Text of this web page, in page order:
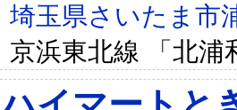
埼玉県さいたま市
京浜東北線 「北浦